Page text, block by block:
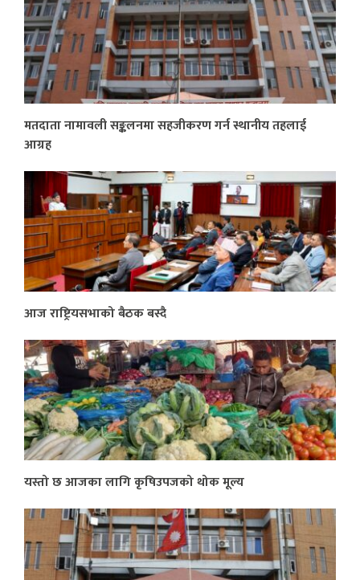
मतदाता नामावली सङ्कलनमा सहजीकरण गर्न स्थानीय तहलाई
आग्रह
आज राष्ट्रियसभाको बैठक बस्दै
यस्तो छ आजका लागि कृषिउपजको थोक मूल्य